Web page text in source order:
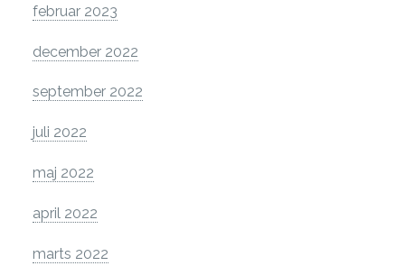
februar 2023
december 2022
september 2022
juli 2022
maj 2022
april 2022
marts 2022